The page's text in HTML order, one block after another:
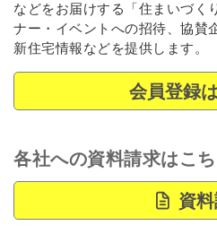
などをお届けする「住まいづく
ナー・イベントへの招待、協賛
新住宅情報などを提供します。
会員登録
各社への資料請求はこ
資